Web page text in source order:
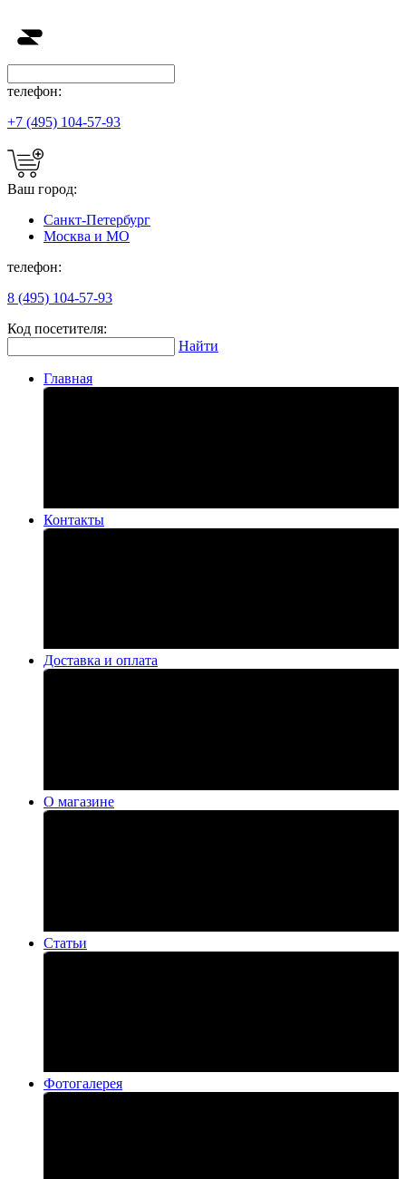
телефон:
+7 (495) 104-57-93
Ваш город:
Санкт-Петербург
Москва и МО
телефон:
8 (495) 104-57-93
Код посетителя:
Найти
Главная
Контакты
Доставка и оплата
О магазине
Статьи
Фотогалерея